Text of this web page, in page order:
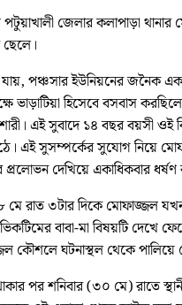
জেলার কলাপাড়া থানার
পঞ্চসার ইউনিয়নের জনৈক এক
ভাড়াটিয়া হিসেবে বসবাস
এই সুবাদে ১৪ বছর বয়সী ওই
এই সুসম্পর্কের সুযোগ নিয়ে
প্রলোভন দেখিয়ে একাধিকবার
মে রাত ৩টার দিকে মোফাজ্জল
বাবা-মা বিষয়টি দেখে
কৌশলে ঘটনাস্থল থেকে পালিয়ে
পর শনিবার (৩০ মে) রাতে